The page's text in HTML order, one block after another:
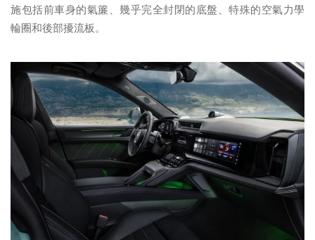
施包括前車身的氣簾、幾乎完全封閉的底盤、特殊的空氣力學
輪圈和後部擾流板。